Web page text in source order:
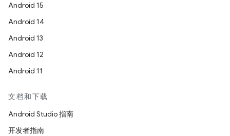
Android 15
Android 14
Android 13
Android 12
Android 11
文档和下载
Android Studio 指南
开发者指南